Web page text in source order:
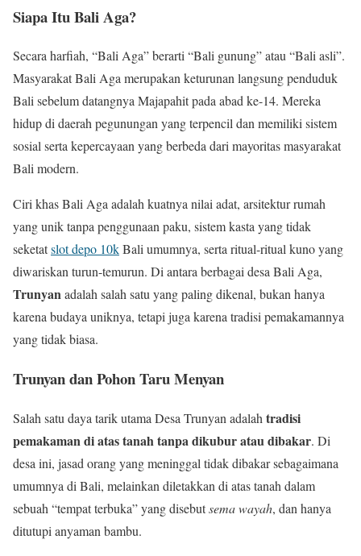
Siapa Itu Bali Aga?
Secara harfiah, “Bali Aga” berarti “Bali gunung” atau “Bali asli”.
Masyarakat Bali Aga merupakan keturunan langsung penduduk
Bali sebelum datangnya Majapahit pada abad ke-14. Mereka
hidup di daerah pegunungan yang terpencil dan memiliki sistem
sosial serta kepercayaan yang berbeda dari mayoritas masyarakat
Bali modern.
Ciri khas Bali Aga adalah kuatnya nilai adat, arsitektur rumah
yang unik tanpa penggunaan paku, sistem kasta yang tidak
seketatslot depo 10kBali umumnya, serta ritual-ritual kuno yang
diwariskan turun-temurun. Di antara berbagai desa Bali Aga,
Trunyanadalah salah satu yang paling dikenal, bukan hanya
karena budaya uniknya, tetapi juga karena tradisi pemakamannya
yang tidak biasa.
Trunyan dan Pohon Taru Menyan
Salah satu daya tarik utama Desa Trunyan adalah tradisi
pemakaman di atas tanah tanpa dikubur atau dibakar. Di
desa ini, jasad orang yang meninggal tidak dibakar sebagaimana
umumnya di Bali, melainkan diletakkan di atas tanah dalam
sebuah “tempat terbuka” yang disebutsema wayah, dan hanya
ditutupi anyaman bambu.